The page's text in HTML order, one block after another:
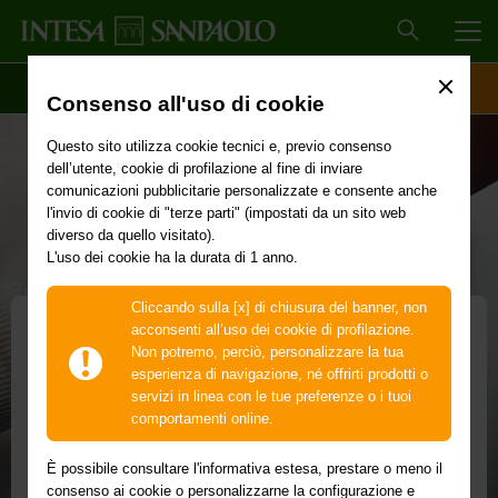
Consenso all'uso di cookie
Questo sito utilizza cookie tecnici e, previo consenso
dell’utente, cookie di profilazione al fine di inviare
comunicazioni pubblicitarie personalizzate e consente anche
l'invio di cookie di "terze parti" (impostati da un sito web
diverso da quello visitato).
L'uso dei cookie ha la durata di 1 anno.
Cliccando sulla [x] di chiusura del banner, non
acconsenti all’uso dei cookie di profilazione.
Non potremo, perciò, personalizzare la tua
esperienza di navigazione, né offrirti prodotti o
servizi in linea con le tue preferenze o i tuoi
comportamenti online.
È possibile consultare l'informativa estesa, prestare o meno il
consenso ai cookie o personalizzarne la configurazione e
SOLUZIONE DOMANI
per avere Cura
Un aiuto per stare vicino alle persone che ami
Il prodotto di credito per sostenere le spese delle persone
non autosufficienti.